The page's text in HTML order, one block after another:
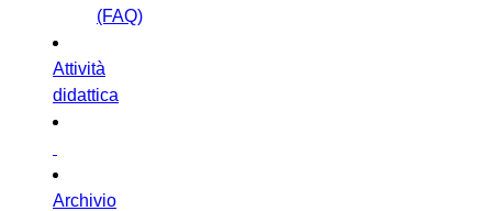
(FAQ)
Attività
didattica
Archivio